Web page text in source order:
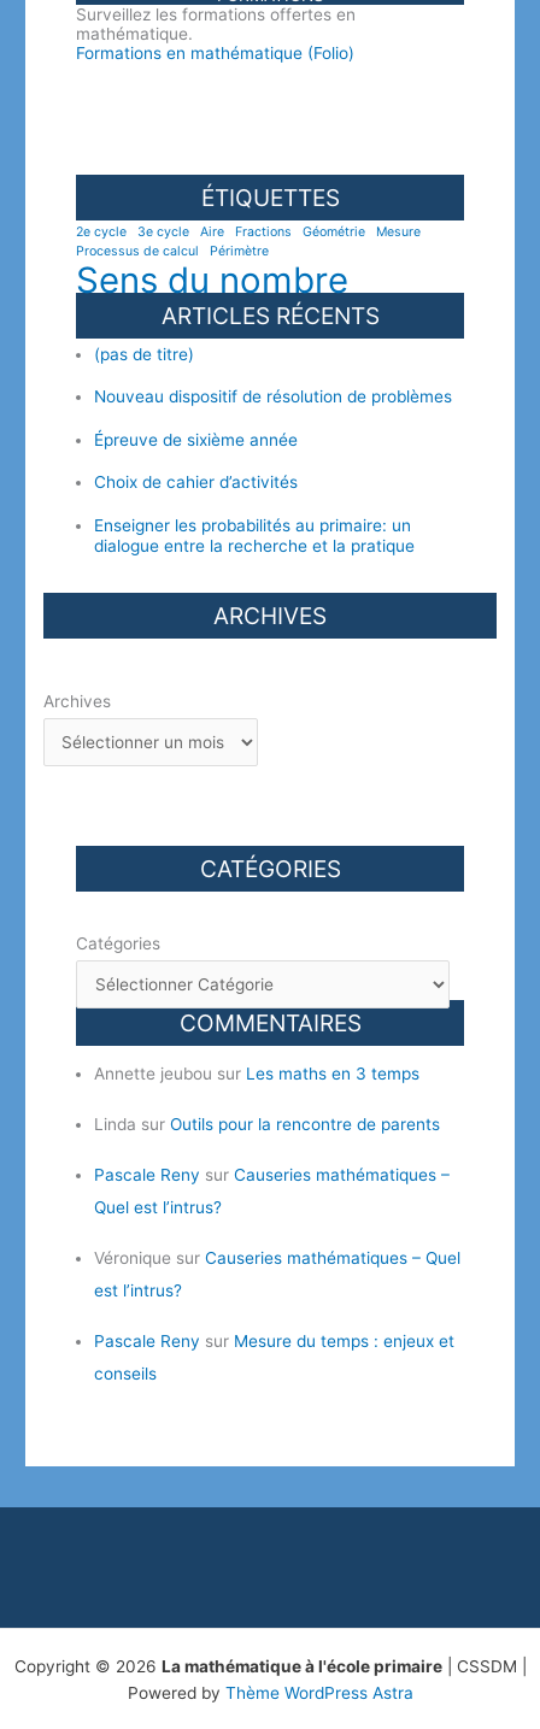
Surveillez les formations offertes en
mathématique.
Formations en mathématique (Folio)
ÉTIQUETTES
2e cycle 3e cycle Aire Fractions Géométrie
Mesure
Processus de calcul
Périmètre
Sens du nombre
ARTICLES RÉCENTS
(pas de titre)
Nouveau dispositif de résolution de problèmes
Épreuve de sixième année
Choix de cahier d’activités
Enseigner les probabilités au primaire: un
dialogue entre la recherche et la pratique
ARCHIVES
Archives
CATÉGORIES
Catégories
COMMENTAIRES
Annette jeubou sur Les maths en 3 temps
Linda surOutils pour la rencontre de parents
Pascale Reny surCauseries mathématiques –
Quel est l’intrus?
Véronique surCauseries mathématiques – Quel
est l’intrus?
Pascale Reny sur Mesure du temps : enjeux et
conseils
Copyright © 2026 La mathématique à l'école primaire| CSSDM |
Powered by Thème WordPress Astra